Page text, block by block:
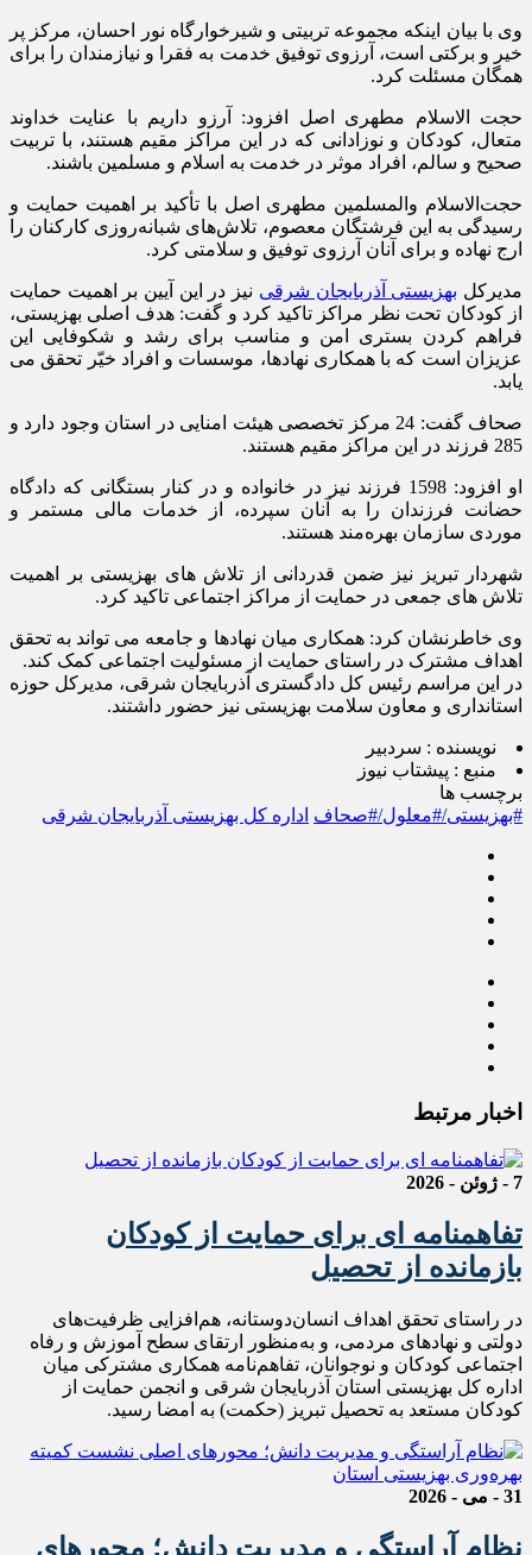
وی با بیان اینکه مجموعه تربیتی و شیرخوارگاه نور احسان، مرکز پر
خیر و برکتی است، آرزوی توفیق خدمت به فقرا و نیازمندان را برای
همگان مسئلت کرد.
حجت الاسلام مطهری اصل افزود: آرزو داریم با عنایت خداوند
متعال، کودکان و نوزادانی که در این مراکز مقیم هستند، با تربیت
صحیح و سالم، افراد موثر در خدمت به اسلام و مسلمین باشند.
حجت‌الاسلام‌ والمسلمین مطهری اصل با تأکید بر اهمیت حمایت و
رسیدگی به این فرشتگان معصوم، تلاش‌های شبانه‌روزی کارکنان را
ارج نهاده و برای آنان آرزوی توفیق و سلامتی کرد.
مدیرکل بهزیستی آذربایجان شرقی نیز در این آیین بر اهمیت حمایت
از کودکان تحت نظر مراکز تاکید کرد و گفت: هدف اصلی بهزیستی،
فراهم کردن بستری امن و مناسب برای رشد و شکوفایی این
عزیزان است که با همکاری نهادها، موسسات و افراد خیّر تحقق می
یابد.
صحاف گفت: 24 مرکز تخصصی هیئت امنایی در استان وجود دارد و
285 فرزند در این مراکز مقیم هستند.
او افزود: 1598 فرزند نیز در خانواده و در کنار بستگانی که دادگاه
حضانت فرزندان را به آنان سپرده، از خدمات مالی مستمر و
موردی سازمان بهره‌مند هستند.
شهردار تبریز نیز ضمن قدردانی از تلاش های بهزیستی بر اهمیت
تلاش های جمعی در حمایت از مراکز اجتماعی تاکید کرد.
وی خاطرنشان کرد: همکاری میان نهادها و جامعه می تواند به تحقق
اهداف مشترک در راستای حمایت از مسئولیت اجتماعی کمک کند.
در این مراسم رئیس کل دادگستری آذربایجان شرقی، مدیرکل حوزه
استانداری و معاون سلامت بهزیستی نیز حضور داشتند.
نویسنده : سردبیر
منبع : پیشتاب نیوز
برچسب ها
#بهزیستی/#معلول/#صحاف اداره کل بهزیستی آذربایجان شرقی
اخبار مرتبط
7 - ژوئن - 2026
تفاهمنامه ای برای حمایت از کودکان
بازمانده از تحصیل
در راستای تحقق اهداف انسان‌دوستانه، هم‌افزایی ظرفیت‌های
دولتی و نهادهای مردمی، و به‌منظور ارتقای سطح آموزش و رفاه
اجتماعی کودکان و نوجوانان، تفاهم‌نامه همکاری مشترکی میان
اداره کل بهزیستی استان آذربایجان شرقی و انجمن حمایت از
کودکان مستعد به تحصیل تبریز (حکمت) به امضا رسید.
31 - می - 2026
نظام آراستگی و مدیریت دانش؛ محورهای